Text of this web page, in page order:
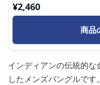
¥2,460
商品
インディアンの伝統的
したメンズバングルです。